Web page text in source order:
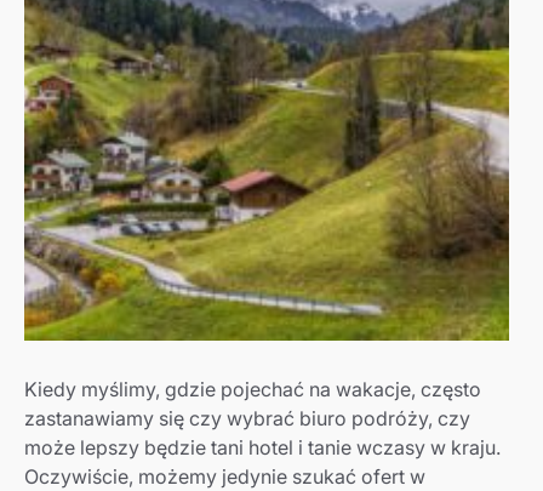
Kiedy myślimy, gdzie pojechać na wakacje, często
zastanawiamy się czy wybrać biuro podróży, czy
może lepszy będzie tani hotel i tanie wczasy w kraju.
Oczywiście, możemy jedynie szukać ofert w